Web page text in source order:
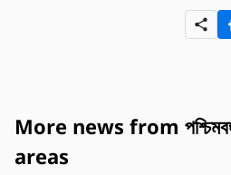
More news from
areas